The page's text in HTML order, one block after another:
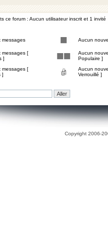
ce forum : Aucun utilisateur inscrit et 1 invité
messages Aucun
messages [
]
Aucun
Populaire ]
messages [
]
Aucun
Verrouillé ]
Copyright 2006-